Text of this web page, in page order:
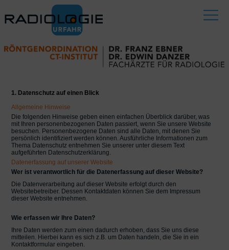
Menu
HOME
KONTAKT - ORDINATIONSZEITEN
SO KOMMEN SIE ZU UNS
BEFUND-DOWNLOAD - BILDEINSICHT
PATIENTENVORBEREITUNG
AKTUELLE INFOS
MAMMOGRAPHIE
1. Datenschutz auf einen Blick
Allgemeine Hinweise
Die folgenden Hinweise geben einen einfachen Überblick darüber, was
mit Ihren personenbezogenen Daten passiert, wenn Sie unsere Website
besuchen. Personenbezogene Daten sind alle Daten, mit denen Sie
persönlich identifiziert werden können. Ausführliche Informationen zum
Thema Datenschutz entnehmen Sie unserer unter diesem Text
aufgeführten Datenschutzerklärung.
Datenerfassung auf unserer Website
Wer ist verantwortlich für die Datenerfassung auf dieser Website?
Die Datenverarbeitung auf dieser Website erfolgt durch den
Websitebetreiber. Dessen Kontaktdaten können Sie dem Impressum
dieser Website entnehmen.
Wie erfassen wir Ihre Daten?
Ihre Daten werden zum einen dadurch erhoben, dass Sie uns diese
mitteilen. Hierbei kann es sich z.B. um Daten handeln, die Sie in ein
Kontaktformular eingeben.